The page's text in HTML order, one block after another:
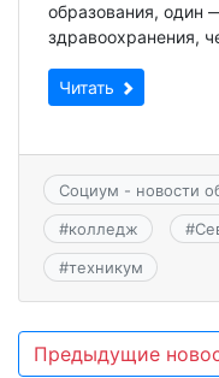
образования, один
здравоохранения,
Читать
Социум - новости
#колледж #
#техникум
Навигация
Предыдущие